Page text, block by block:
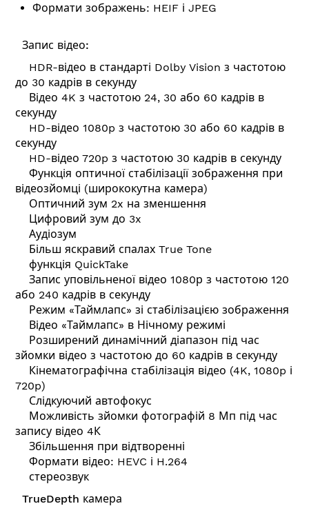
Формати зображень: HEIF і JPEG
Запис відео:
HDR-відео в стандарті Dolby Vision з частотою
до 30 кадрів в секунду
Відео 4K з частотою 24, 30 або 60 кадрів в
секунду
HD-відео 1080p з частотою 30 або 60 кадрів в
секунду
HD-відео 720p з частотою 30 кадрів в секунду
Функція оптичної стабілізації зображення при
відеозйомці (ширококутна камера)
Оптичний зум 2x на зменшення
Цифровий зум до 3x
Аудіозум
Більш яскравий спалах True Tone
функція QuickTake
Запис уповільненої відео 1080р з частотою 120
або 240 кадрів в секунду
Режим «Таймлапс» зі стабілізацією зображення
Відео «Таймлапс» в Нічному режимі
Розширений динамічний діапазон під час
зйомки відео з частотою до 60 кадрів в секунду
Кінематографічна стабілізація відео (4K, 1080p і
720p)
Слідкуючий автофокус
Можливість зйомки фотографій 8 Мп під час
запису відео 4К
Збільшення при відтворенні
Формати відео: HEVC і H.264
стереозвук
TrueDepth камера